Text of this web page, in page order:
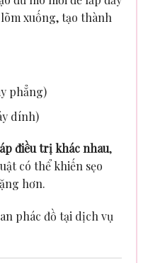
xuống, tạo thành
phẳng)
dính)
điều trị khác nhau,
có thể khiến sẹo
hơn.
phác đồ tại dịch vụ